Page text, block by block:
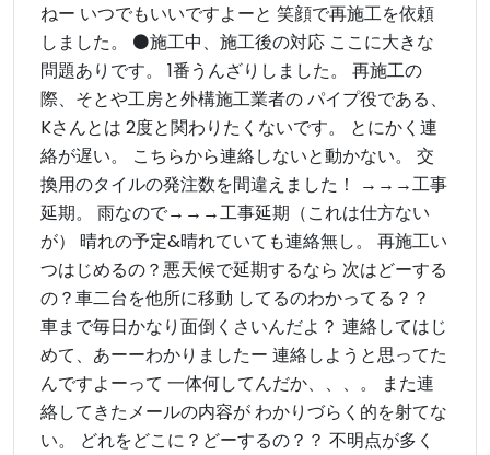
ねー いつでもいいですよーと 笑顔で再施工を依頼
しました。 ⚫️施工中、施工後の対応 ここに大きな
問題ありです。 1番うんざりしました。 再施工の
際、そとや工房と外構施工業者の パイプ役である、
Kさんとは 2度と関わりたくないです。 とにかく連
絡が遅い。 こちらから連絡しないと動かない。 交
換用のタイルの発注数を間違えました！ →→→工事
延期。 雨なので→→→工事延期（これは仕方ない
が） 晴れの予定&晴れていても連絡無し。 再施工い
つはじめるの？悪天候で延期するなら 次はどーする
の？車二台を他所に移動 してるのわかってる？？
車まで毎日かなり面倒くさいんだよ？ 連絡してはじ
めて、あーーわかりましたー 連絡しようと思ってた
んですよーって 一体何してんだか、、、。 また連
絡してきたメールの内容が わかりづらく的を射てな
い。 どれをどこに？どーするの？？ 不明点が多く